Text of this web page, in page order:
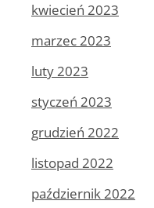
kwiecień 2023
marzec 2023
luty 2023
styczeń 2023
grudzień 2022
listopad 2022
październik 2022